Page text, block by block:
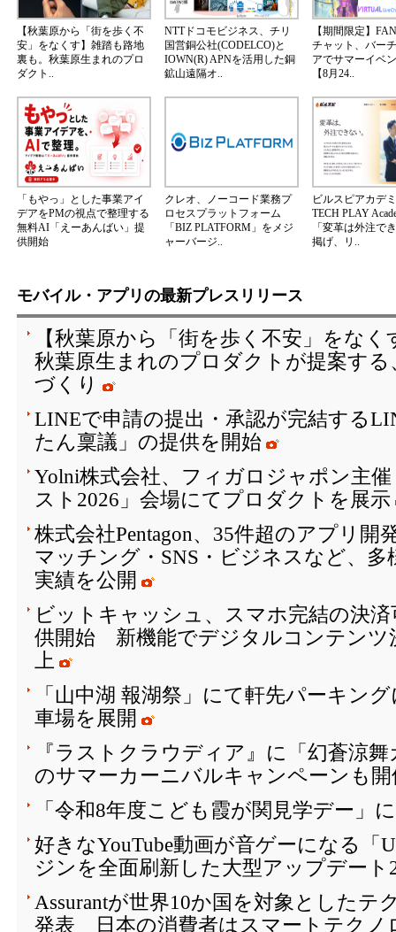
【秋葉原から「街を歩く不
安」をなくす】雑踏も路地
裏も。秋葉原生まれのプロ
ダクト..
NTTドコモビジネス、チリ
国営銅公社(CODELCO)と
IOWN(R) APNを活用した銅
鉱山遠隔オ..
【期間限定】
チャット、バー
アでサマーイベ
【8月24..
「もやっ」とした事業アイ
デアをPMの視点で整理する
無料AI「えーあんばい」提
供開始
クレオ、ノーコード業務プ
ロセスプラットフォーム
「BIZ PLATFORM」をメジ
ャーバージ..
ビルスピアカデ
TECH PLAY
「変革は外注で
掲げ、リ..
モバイル・アプリの最新プレスリリース
【秋葉原から「街を歩く不安」をな
秋葉原生まれのプロダクトが提案す
づくり
LINEで申請の提出・承認が完結する
たん稟議」の提供を開始
Yolni株式会社、フィガロジャポン主
スト2026」会場にてプロダクトを展示
株式会社Pentagon、35件超のアプリ開
マッチング・SNS・ビジネスなど、
実績を公開
ビットキャッシュ、スマホ完結の決
供開始 新機能でデジタルコンテンツ
上
「山中湖 報湖祭」にて軒先パーキン
車場を展開
『ラストクラウディア』に「幻蒼涼
のサマーカーニバルキャンペーンも
「令和8年度こども霞が関見学デー」
好きなYouTube動画が音ゲーになる「
ジンを全面刷新した大型アップデート
Assurantが世界10か国を対象としたテ
発表 日本の消費者はスマートテクノ